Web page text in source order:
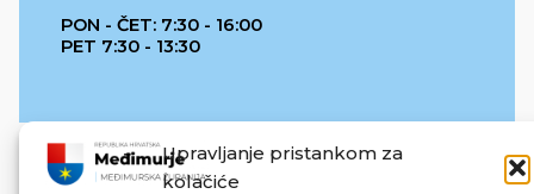
Upravljanje pristankom za
kolačiće
PON - ČET: 7:30 - 16:00
PET 7:30 - 13:30